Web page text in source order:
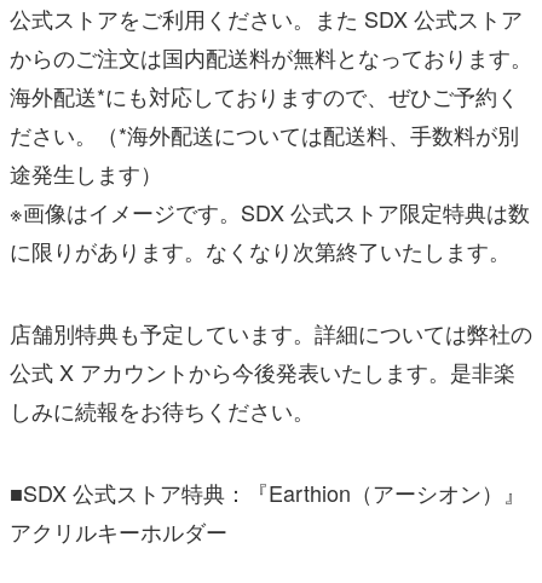
公式ストアをご利用ください。また SDX 公式ストア
からのご注文は国内配送料が無料となっております。
海外配送*にも対応しておりますので、ぜひご予約く
ださい。（*海外配送については配送料、手数料が別
途発生します）
※画像はイメージです。SDX 公式ストア限定特典は数
に限りがあります。なくなり次第終了いたします。
店舗別特典も予定しています。詳細については弊社の
公式 X アカウントから今後発表いたします。是非楽
しみに続報をお待ちください。
■SDX 公式ストア特典：『Earthion（アーシオン）』
アクリルキーホルダー